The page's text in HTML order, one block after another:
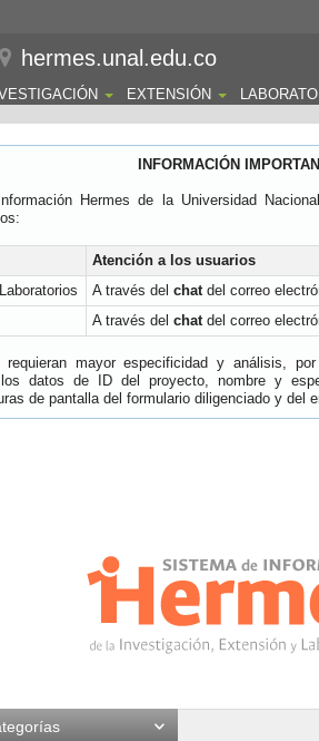
hermes.unal.edu.co
EXTENSIÓN
INFORMACIÓN
Hermes de la Universidad
Atención a los usuarios
A través del chatdel correo
A través del chatdel correo
requieran mayor especificidad y análisis,
datos de ID del proyecto, nombre y
de pantalla del formulario diligenciado y del